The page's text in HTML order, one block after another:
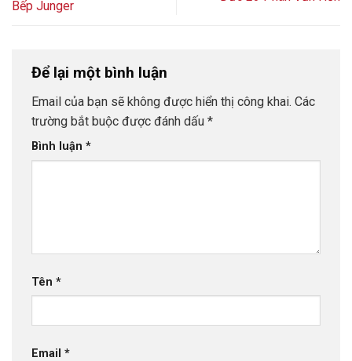
Bếp Junger
Để lại một bình luận
Email của bạn sẽ không được hiển thị công khai. Các
trường bắt buộc được đánh dấu *
Bình luận *
Tên *
Email *